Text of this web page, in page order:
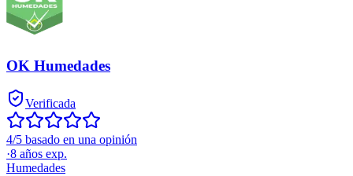
OK Humedades
Verificada
4/5 basado en una opinión
·8 años exp.
Humedades